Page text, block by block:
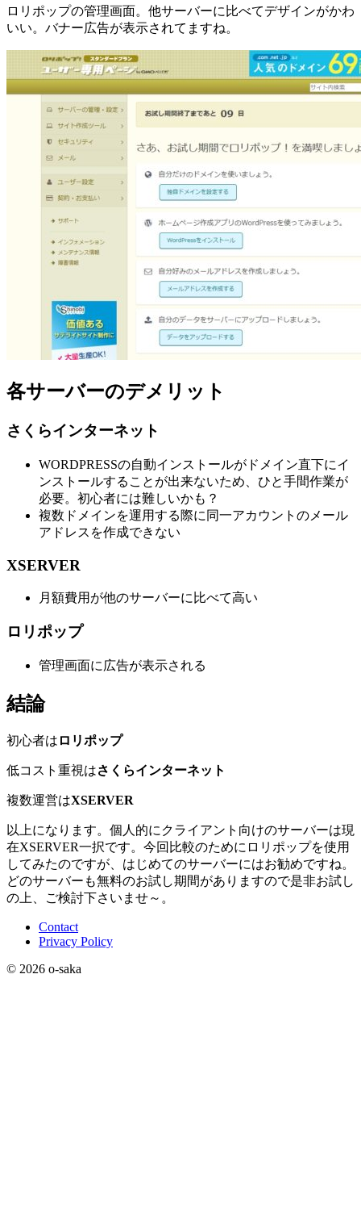
ロリポップの管理画面。他サーバーに比べてデザインがかわ
いい。バナー広告が表示されてますね。
各サーバーのデメリット
さくらインターネット
WORDPRESSの自動インストールがドメイン直下にイ
ンストールすることが出来ないため、ひと手間作業が
必要。初心者には難しいかも？
複数ドメインを運用する際に同一アカウントのメール
アドレスを作成できない
XSERVER
月額費用が他のサーバーに比べて高い
ロリポップ
管理画面に広告が表示される
結論
初心者は ロリポップ
低コスト重視はさくらインターネット
複数運営はXSERVER
以上になります。個人的にクライアント向けのサーバーは現
在XSERVER一択です。今回比較のためにロリポップを使用
してみたのですが、はじめてのサーバーにはお勧めですね。
どのサーバーも無料のお試し期間がありますので是非お試し
の上、ご検討下さいませ～。
Contact
Privacy Policy
© 2026 o-saka